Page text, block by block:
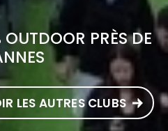
PRÈS DE
LES AUTRES CLUBS